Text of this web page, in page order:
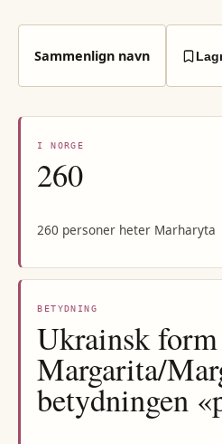
Sammenlign navn
I NORGE
260
260 personer heter Marharyta
BETYDNING
Ukrainsk
Margarita/
betydningen